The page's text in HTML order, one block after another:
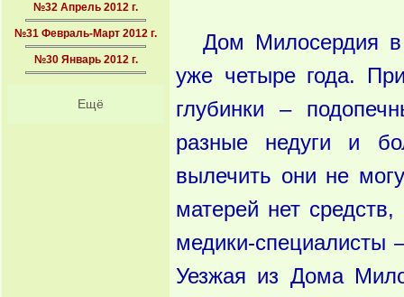
№32 Апрель 2012 г.
№31 Февраль-Март 2012 г.
№30 Январь 2012 г.
Ещё
Дом Милосердия в
уже четыре года.
глубинки –
разные недуги и
вылечить они не
матерей нет
медики-специалисты
Уезжая из Дома